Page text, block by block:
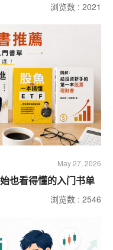
浏览数 : 2021
May 27, 2026
也看得懂的入门书单
浏览数 : 2546